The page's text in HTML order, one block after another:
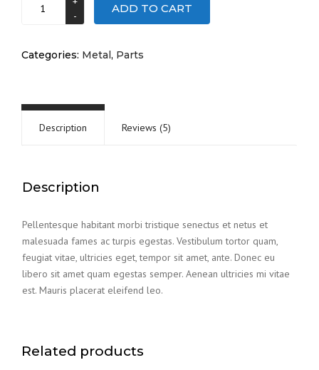
piston
ADD TO CART
Categories: Metal , Parts
Description Reviews (5)
Description
Pellentesque habitant morbi tristique senectus et netus et
malesuada fames ac turpis egestas. Vestibulum tortor quam,
feugiat vitae, ultricies eget, tempor sit amet, ante. Donec eu
libero sit amet quam egestas semper. Aenean ultricies mi vitae
est. Mauris placerat eleifend leo.
Related products